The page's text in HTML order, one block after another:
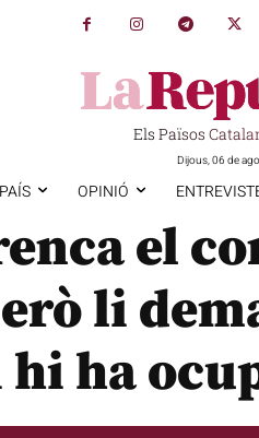
Els Països
Dijous, 06 de
OPINIÓ
el
li
ha